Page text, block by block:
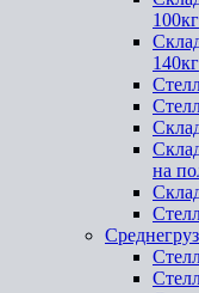
100кг
140кг
на